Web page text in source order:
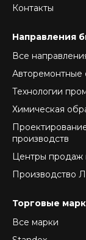
Контакты
Направления
Все
Авторемонтные
Технологии
Химическая
производств
Центры продаж
Производство
Торговые
Все марки